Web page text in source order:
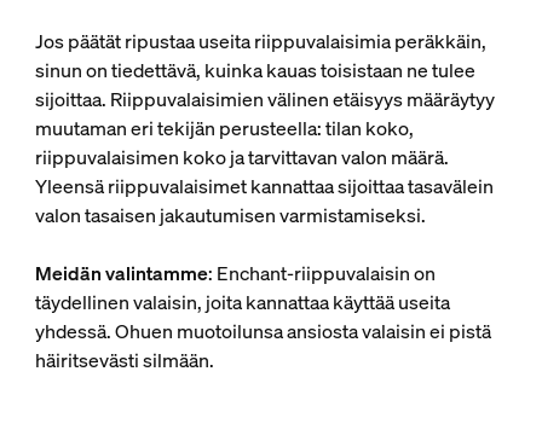
Jos päätät ripustaa useita riippuvalaisimia peräkkäin,
sinun on tiedettävä, kuinka kauas toisistaan ne tulee
sijoittaa. Riippuvalaisimien välinen etäisyys määräytyy
muutaman eri tekijän perusteella: tilan koko,
riippuvalaisimen koko ja tarvittavan valon määrä.
Yleensä riippuvalaisimet kannattaa sijoittaa tasavälein
valon tasaisen jakautumisen varmistamiseksi.
Meidän valintamme: Enchant-riippuvalaisin on
täydellinen valaisin, joita kannattaa käyttää useita
yhdessä. Ohuen muotoilunsa ansiosta valaisin ei pistä
häiritsevästi silmään.